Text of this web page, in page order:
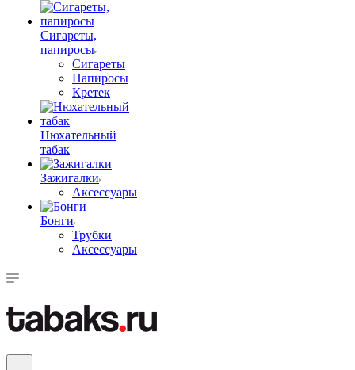
Сигареты,
папиросы
Сигареты
Папиросы
Кретек
Нюхательный
табак
Зажигалки
Аксессуары
Бонги
Трубки
Аксессуары